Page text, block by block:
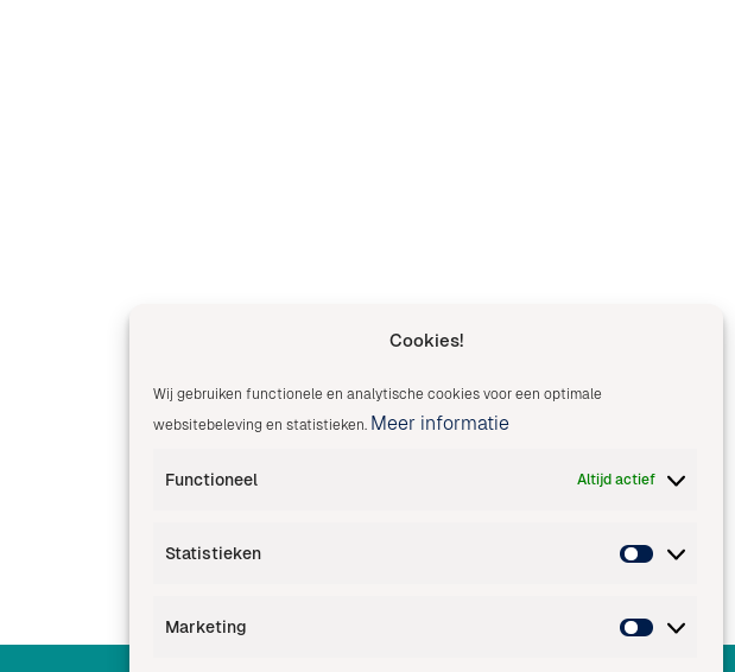
Cookies!
Wij gebruiken functionele en analytische cookies voor een optimale
websitebeleving en statistieken. Meer informatie
Functioneel Altijd actief
Statistieken
Marketing